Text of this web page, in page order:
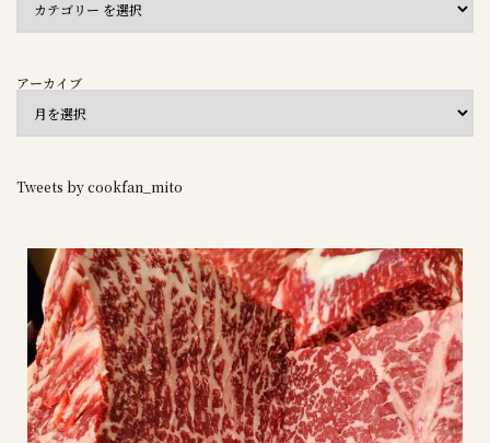
アーカイブ
Tweets by cookfan_mito